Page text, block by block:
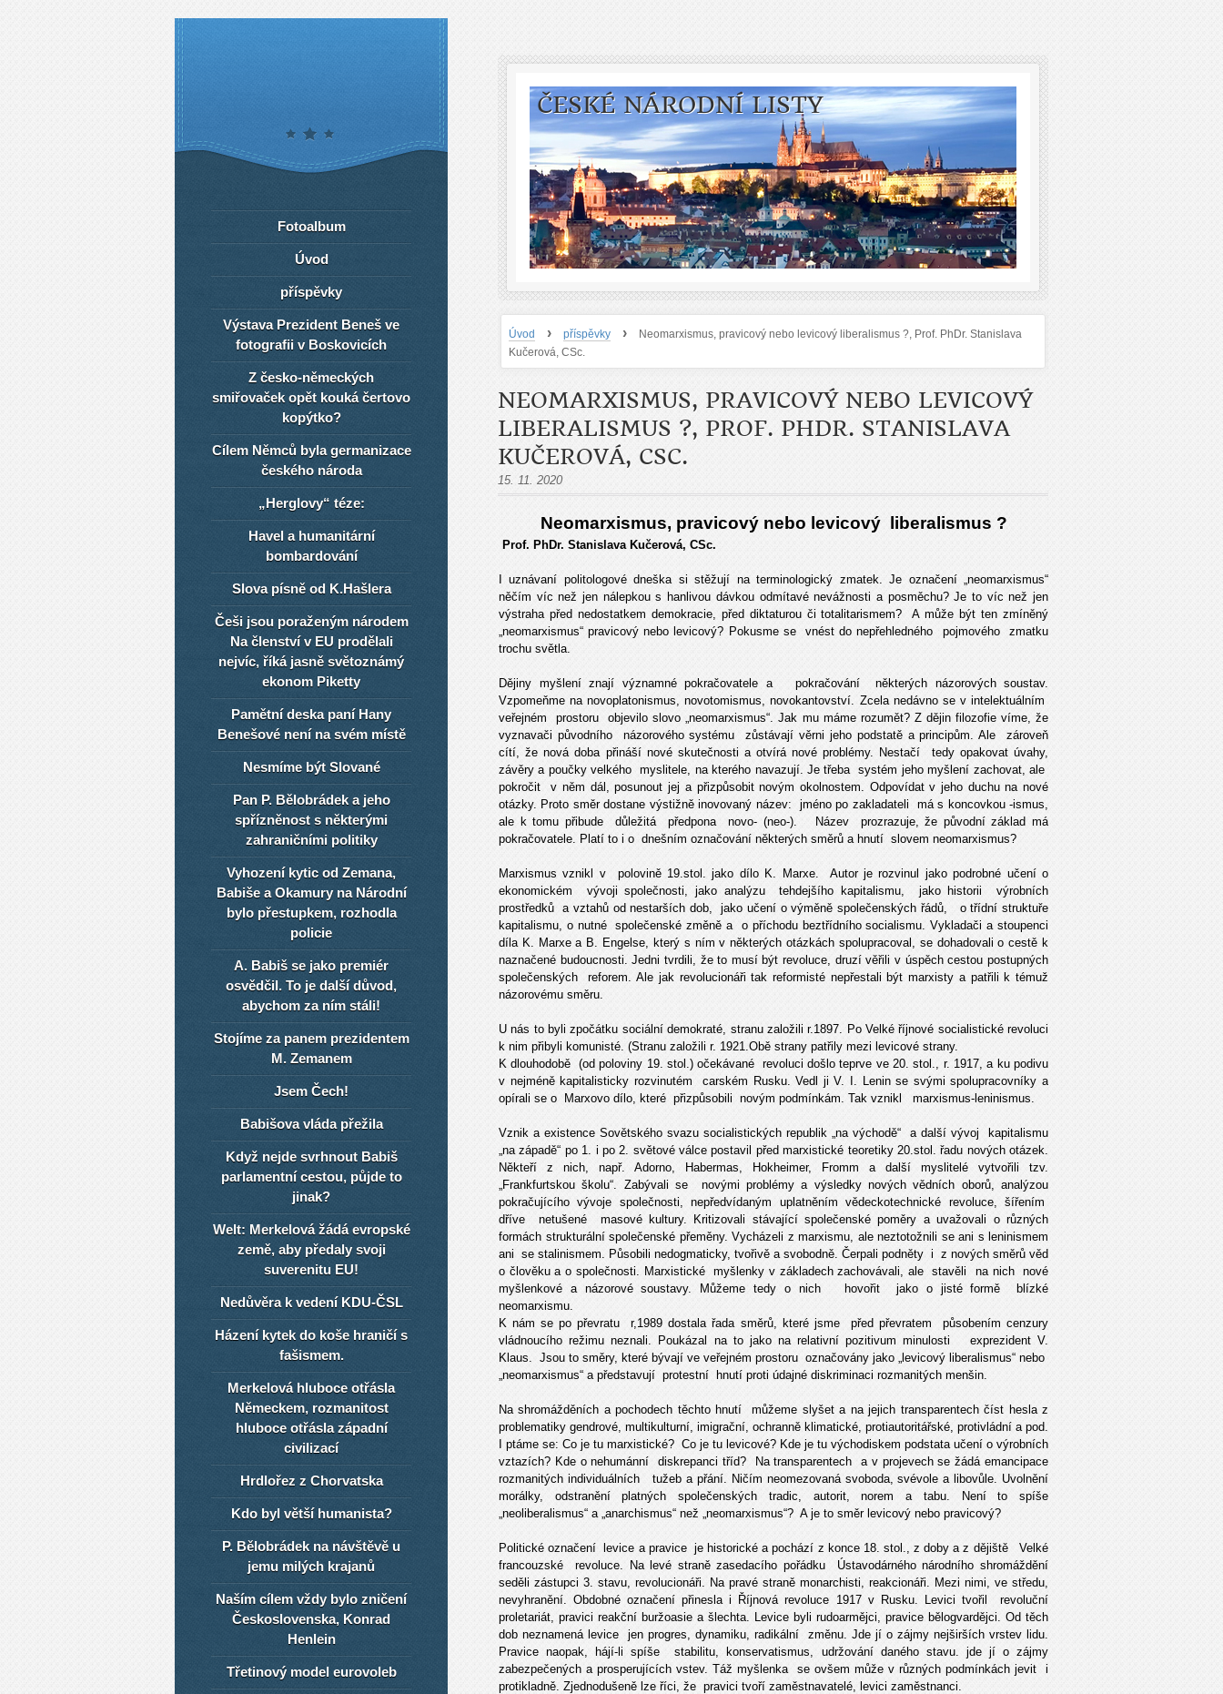
ČESKÉ NÁRODNÍ LISTY
Úvod › příspěvky ›
Neomarxismus, pravicový nebo levicový liberalismus ?, Prof. PhDr. Stanislava
Kučerová, CSc.
NEOMARXISMUS, PRAVICOVÝ NEBO LEVICOVÝ
LIBERALISMUS ?, PROF. PHDR. STANISLAVA
KUČEROVÁ, CSC.
15. 11. 2020
Neomarxismus, pravicový nebo levicový liberalismus ?
Prof. PhDr. Stanislava Kučerová, CSc.
I uznávaní politologové dneška si stěžují na terminologický zmatek. Je označení „neomarxismus“
něčím víc než jen nálepkou s hanlivou dávkou odmítavé nevážnosti a posměchu? Je to víc než jen
výstraha před nedostatkem demokracie, před diktaturou či totalitarismem? A může být ten zmíněný
„neomarxismus“ pravicový nebo levicový? Pokusme se vnést do nepřehledného pojmového zmatku
trochu světla.
Dějiny myšlení znají významné pokračovatele a pokračování některých názorových soustav.
Vzpomeňme na novoplatonismus, novotomismus, novokantovství. Zcela nedávno se v intelektuálním
veřejném prostoru objevilo slovo „neomarxismus“. Jak mu máme rozumět? Z dějin filozofie víme, že
vyznavači původního názorového systému zůstávají věrni jeho podstatě a principům. Ale zároveň
cítí, že nová doba přináší nové skutečnosti a otvírá nové problémy. Nestačí tedy opakovat úvahy,
závěry a poučky velkého myslitele, na kterého navazují. Je třeba systém jeho myšlení zachovat, ale
pokročit v něm dál, posunout jej a přizpůsobit novým okolnostem. Odpovídat v jeho duchu na nové
otázky. Proto směr dostane výstižně inovovaný název: jméno po zakladateli má s koncovkou -ismus,
ale k tomu přibude důležitá předpona novo- (neo-). Název prozrazuje, že původní základ má
pokračovatele. Platí to i o dnešním označování některých směrů a hnutí slovem neomarxismus?
Marxismus vznikl v polovině 19.stol. jako dílo K. Marxe. Autor je rozvinul jako podrobné učení o
ekonomickém vývoji společnosti, jako analýzu tehdejšího kapitalismu, jako historii výrobních
prostředků a vztahů od nestarších dob, jako učení o výměně společenských řádů, o třídní struktuře
kapitalismu, o nutné společenské změně a o příchodu beztřídního socialismu. Vykladači a stoupenci
díla K. Marxe a B. Engelse, který s ním v některých otázkách spolupracoval, se dohadovali o cestě k
naznačené budoucnosti. Jedni tvrdili, že to musí být revoluce, druzí věřili v úspěch cestou postupných
společenských reforem. Ale jak revolucionáři tak reformisté nepřestali být marxisty a patřili k témuž
názorovému směru.
U nás to byli zpočátku sociální demokraté, stranu založili r.1897. Po Velké říjnové socialistické revoluci
k nim přibyli komunisté. (Stranu založili r. 1921.Obě strany patřily mezi levicové strany.
K dlouhodobě (od poloviny 19. stol.) očekávané revoluci došlo teprve ve 20. stol., r. 1917, a ku podivu
v nejméně kapitalisticky rozvinutém carském Rusku. Vedl ji V. I. Lenin se svými spolupracovníky a
opírali se o Marxovo dílo, které přizpůsobili novým podmínkám. Tak vznikl marxismus-leninismus.
Vznik a existence Sovětského svazu socialistických republik „na východě“ a další vývoj kapitalismu
„na západě“ po 1. i po 2. světové válce postavil před marxistické teoretiky 20.stol. řadu nových otázek.
Někteří z nich, např. Adorno, Habermas, Hokheimer, Fromm a další myslitelé vytvořili tzv.
„Frankfurtskou školu“. Zabývali se novými problémy a výsledky nových vědních oborů, analýzou
pokračujícího vývoje společnosti, nepředvídaným uplatněním vědeckotechnické revoluce, šířením
dříve netušené masové kultury. Kritizovali stávající společenské poměry a uvažovali o různých
formách strukturální společenské přeměny. Vycházeli z marxismu, ale neztotožnili se ani s leninismem
ani se stalinismem. Působili nedogmaticky, tvořivě a svobodně. Čerpali podněty i z nových směrů věd
o člověku a o společnosti. Marxistické myšlenky v základech zachovávali, ale stavěli na nich nové
myšlenkové a názorové soustavy. Můžeme tedy o nich hovořit jako o jisté formě blízké
neomarxismu.
K nám se po převratu r,1989 dostala řada směrů, které jsme před převratem působením cenzury
vládnoucího režimu neznali. Poukázal na to jako na relativní pozitivum minulosti exprezident V.
Klaus. Jsou to směry, které bývají ve veřejném prostoru označovány jako „levicový liberalismus“ nebo
„neomarxismus“ a představují protestní hnutí proti údajné diskriminaci rozmanitých menšin.
Na shromážděních a pochodech těchto hnutí můžeme slyšet a na jejich transparentech číst hesla z
problematiky gendrové, multikulturní, imigrační, ochranně klimatické, protiautoritářské, protivládní a pod.
I ptáme se: Co je tu marxistické? Co je tu levicové? Kde je tu východiskem podstata učení o výrobních
vztazích? Kde o nehumánní diskrepanci tříd? Na transparentech a v projevech se žádá emancipace
rozmanitých individuálních tužeb a přání. Ničím neomezovaná svoboda, svévole a libovůle. Uvolnění
morálky, odstranění platných společenských tradic, autorit, norem a tabu. Není to spíše
„neoliberalismus“ a „anarchismus“ než „neomarxismus“? A je to směr levicový nebo pravicový?
Politické označení levice a pravice je historické a pochází z konce 18. stol., z doby a z dějiště Velké
francouzské revoluce. Na levé straně zasedacího pořádku Ústavodárného národního shromáždění
seděli zástupci 3. stavu, revolucionáři. Na pravé straně monarchisti, reakcionáři. Mezi nimi, ve středu,
nevyhranění. Obdobné označení přinesla i Říjnová revoluce 1917 v Rusku. Levici tvořil revoluční
proletariát, pravici reakční buržoasie a šlechta. Levice byli rudoarmějci, pravice bělogvardějci. Od těch
dob neznamená levice jen progres, dynamiku, radikální změnu. Jde jí o zájmy nejširších vrstev lidu.
Pravice naopak, hájí-li spíše stabilitu, konservatismus, udržování daného stavu. jde jí o zájmy
zabezpečených a prosperujících vstev. Táž myšlenka se ovšem může v různých podmínkách jevit i
protikladně. Zjednodušeně lze říci, že pravici tvoří zaměstnavatelé, levici zaměstnanci.
Fotoalbum
Úvod
příspěvky
Výstava Prezident Beneš ve
fotografii v Boskovicích
Z česko-německých
smiřovaček opět kouká čertovo
kopýtko?
Cílem Němců byla germanizace
českého národa
„Herglovy“ téze:
Havel a humanitární
bombardování
Slova písně od K.Hašlera
Češi jsou poraženým národem
Na členství v EU prodělali
nejvíc, říká jasně světoznámý
ekonom Piketty
Pamětní deska paní Hany
Benešové není na svém místě
Nesmíme být Slované
Pan P. Bělobrádek a jeho
spřízněnost s některými
zahraničními politiky
Vyhození kytic od Zemana,
Babiše a Okamury na Národní
bylo přestupkem, rozhodla
policie
A. Babiš se jako premiér
osvědčil. To je další důvod,
abychom za ním stáli!
Stojíme za panem prezidentem
M. Zemanem
Jsem Čech!
Babišova vláda přežila
Když nejde svrhnout Babiš
parlamentní cestou, půjde to
jinak?
Welt: Merkelová žádá evropské
země, aby předaly svoji
suverenitu EU!
Nedůvěra k vedení KDU-ČSL
Házení kytek do koše hraničí s
fašismem.
Merkelová hluboce otřásla
Německem, rozmanitost
hluboce otřásla západní
civilizací
Hrdlořez z Chorvatska
Kdo byl větší humanista?
P. Bělobrádek na návštěvě u
jemu milých krajanů
Naším cílem vždy bylo zničení
Československa, Konrad
Henlein
Třetinový model eurovoleb